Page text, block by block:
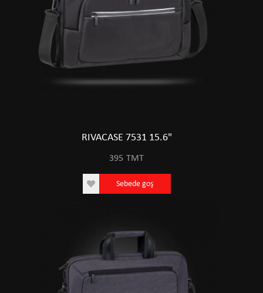
RIVACASE 7531 15.6"
395 TMT
Sebede goş